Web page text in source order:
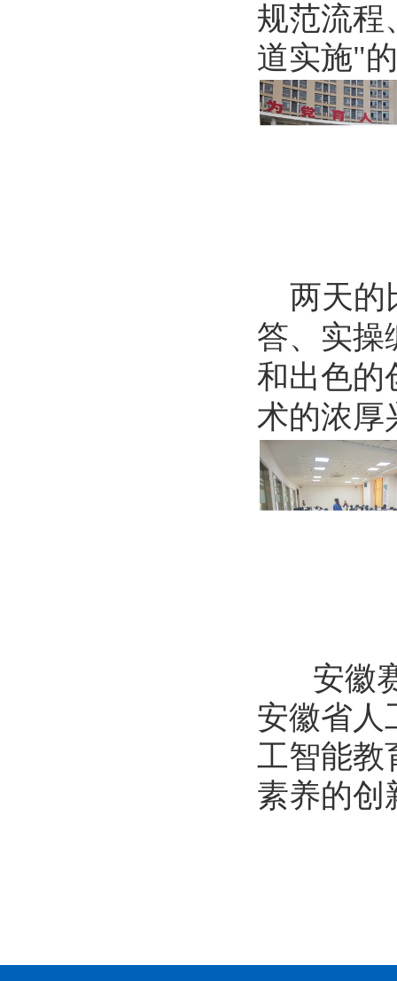
规范流程
道实施"
两天的
答、实操
和出色的
术的浓厚
安徽赛
安徽省人
工智能教
素养的创